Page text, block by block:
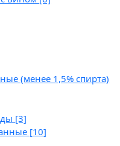
(менее 1,5% спирта)
[3]
[10]